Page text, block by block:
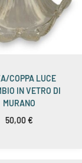
COPPA LUCE
IN VETRO DI
MURANO
50,00€